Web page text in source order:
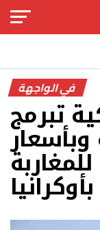
في الواجهة
تبرمج